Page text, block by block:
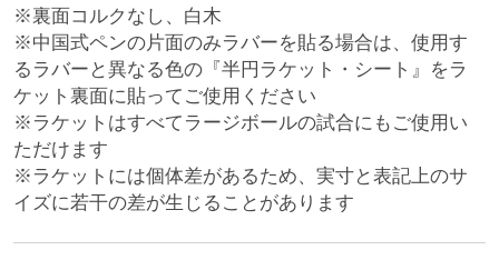
※裏面コルクなし、白木
※中国式ペンの片面のみラバーを貼る場合は、使用す
るラバーと異なる色の『半円ラケット・シート』をラ
ケット裏面に貼ってご使用ください
※ラケットはすべてラージボールの試合にもご使用い
ただけます
※ラケットには個体差があるため、実寸と表記上のサ
イズに若干の差が生じることがあります